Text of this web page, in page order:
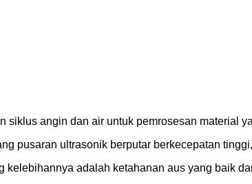
siklus angin dan air untuk pemrosesan material
pusaran ultrasonik berputar berkecepatan
kelebihannya adalah ketahanan aus yang baik